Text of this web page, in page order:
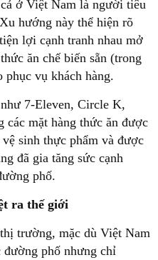
ở Việt Nam là người tiêu
hướng này thể hiện rõ
lợi cạnh tranh nhau mở
ăn chế biến sẵn (trong
vụ khách hàng.
7-Eleven, Circle K,
các mặt hàng thức ăn được
sinh thực phẩm và được
đã gia tăng sức cạnh
phố.
ra thế giới
trường, mặc dù Việt Nam
đường phố nhưng chỉ